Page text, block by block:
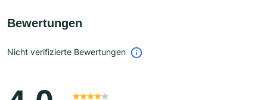
Bewertungen
Nicht verifizierte Bewertungen